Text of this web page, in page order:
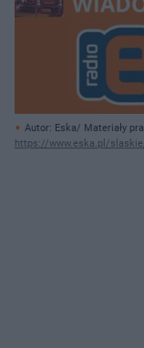
Autor: Eska/ Materiały
https://www.eska.pl/